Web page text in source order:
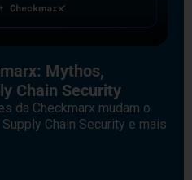
Mythos,
Chain Security
da Checkmarx mudam o
Chain Security e mais